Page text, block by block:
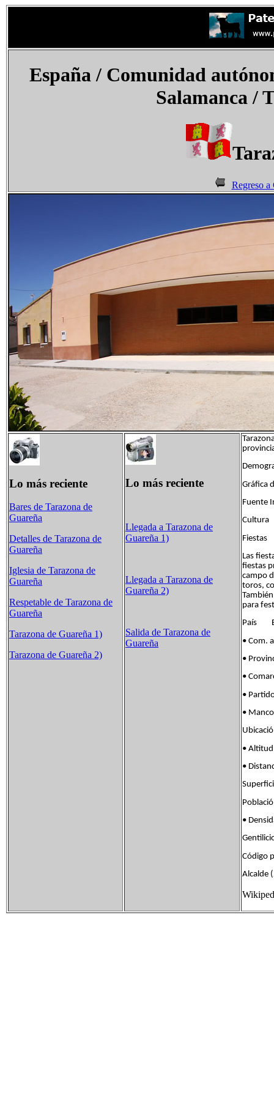
España/ Comunidad
Salamanca /
Regreso
Lo más reciente
Bares de Tarazona de
Guareña
Detalles de Tarazona de
Guareña
Iglesia de Tarazona de
Guareña
Respetable de Tarazona de
Guareña
Tarazona de Guareña 1)
Tarazona de Guareña 2)
Lo más reciente
Llegada a Tarazona de
Guareña 1)
Llegada a Tarazona de
Guareña 2)
Salida de Tarazona de
Guareña
Gráfica
Fuente
Cultura
Fiestas
Las
fiestas
campo
toros,
para
País
•
•
•
•
•
•
•
•
Código
Alcalde